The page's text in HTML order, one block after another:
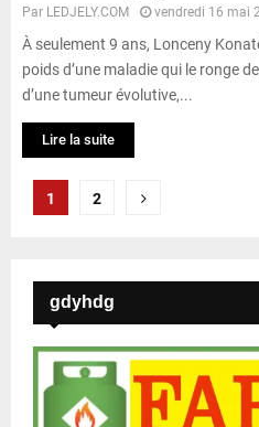
Par LEDJELY.COM vendredi 16 mai
À seulement 9 ans, Lonceny
poids d’une maladie qui le ronge
d’une tumeur évolutive,...
Lire la suite
P
g
i
n
a
1 2
gdyhdg